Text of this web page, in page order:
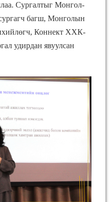
Сургалтыг Монгол-
багш, Монголын
Коннект ХХК-
удирдан явуулсан